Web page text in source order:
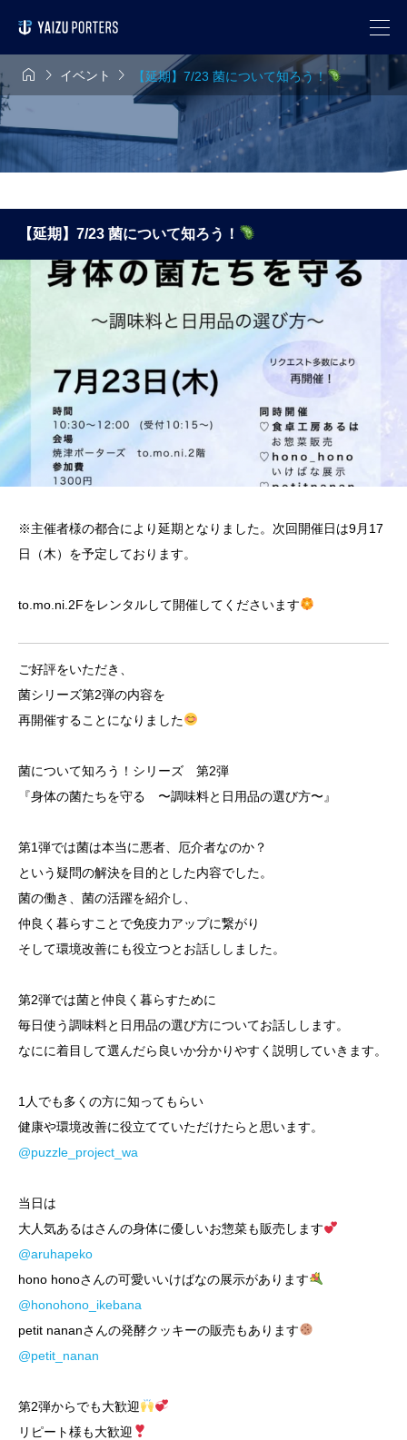
  イベント  【延期】7/23 菌について知ろう！
【延期】7/23 菌について知ろう！
※主催者様の都合により延期となりました。次回開催日は9月17
日（木）を予定しております。
to.mo.ni.2Fをレンタルして開催してくださいます
ご好評をいただき、
菌シリーズ第2弾の内容を
再開催することになりました
菌について知ろう！シリーズ 第2弾
『身体の菌たちを守る 〜調味料と日用品の選び方〜』
第1弾では菌は本当に悪者、厄介者なのか？
という疑問の解決を目的とした内容でした。
菌の働き、菌の活躍を紹介し、
仲良く暮らすことで免疫力アップに繋がり
そして環境改善にも役立つとお話ししました。
第2弾では菌と仲良く暮らすために
毎日使う調味料と日用品の選び方についてお話しします。
なにに着目して選んだら良いか分かりやすく説明していきます。
1人でも多くの方に知ってもらい
健康や環境改善に役立てていただけたらと思います。
@puzzle_project_wa
当日は
大人気あるはさんの身体に優しいお惣菜も販売します
@aruhapeko
hono honoさんの可愛いいけばなの展示があります
@honohono_ikebana
petit nananさんの発酵クッキーの販売もあります
@petit_nanan
第2弾からでも大歓迎
リピート様も大歓迎